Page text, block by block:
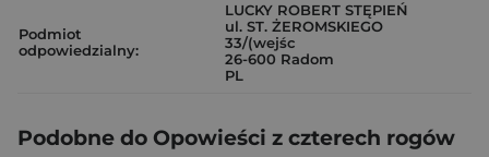
Podmiot
odpowiedzialny:
LUCKY ROBERT STĘPIEŃ
ul. ST. ŻEROMSKIEGO
33/(wejśc
26-600 Radom
PL
Podobne do Opowieści z czterech rogów